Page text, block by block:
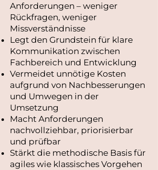
Anforderungen – weniger
Rückfragen, weniger
Missverständnisse
Legt den Grundstein für klare
Kommunikation zwischen
Fachbereich und Entwicklung
Vermeidet unnötige Kosten
aufgrund von Nachbesserungen
und Umwegen in der
Umsetzung
Macht Anforderungen
nachvollziehbar, priorisierbar
und prüfbar
Stärkt die methodische Basis für
agiles wie klassisches Vorgehen